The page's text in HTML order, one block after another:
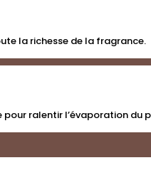
la richesse de la fragrance.
pour ralentir l’évaporation du